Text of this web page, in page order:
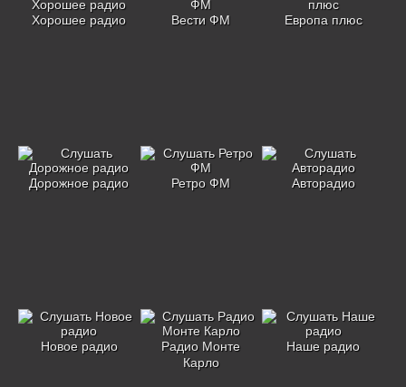
Хорошее радио Вести ФМ Европа плюс
Дорожное радио Ретро ФМ Авторадио
Новое радио
Радио Монте
Карло
Наше радио